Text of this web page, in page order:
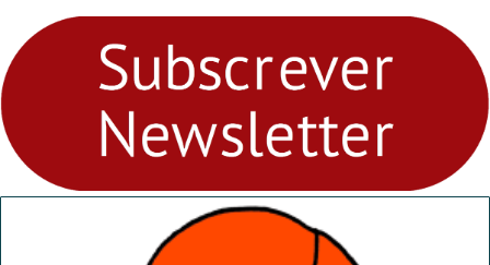
fores - Atelier de Educação
Ambiental nos
“Dominguinhos” de 23 de